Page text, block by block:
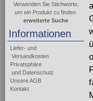
Verwenden Sie Stichworte,
um ein Produkt zu finden.
erweiterte Suche
Informationen
Liefer- und
Versandkosten
Privatsphäre
und Datenschutz
Unsere AGB
Kontakt